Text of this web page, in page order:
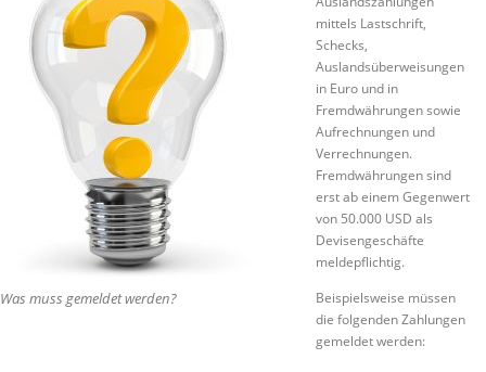
Was muss gemeldet werden?
mittels Lastschrift,
Schecks,
Auslandsüberweisungen
in Euro und in
Fremdwährungen sowie
Aufrechnungen und
Verrechnungen.
Fremdwährungen sind
erst ab einem Gegenwert
von 50.000 USD als
Devisengeschäfte
meldepflichtig.
Beispielsweise müssen
die folgenden Zahlungen
gemeldet werden: